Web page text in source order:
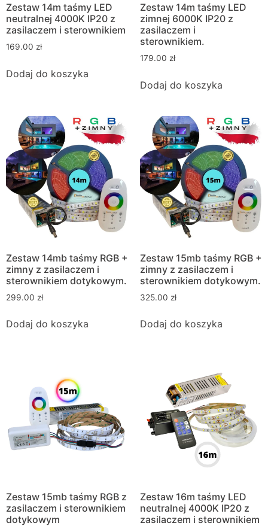
Zestaw 14m taśmy LED
neutralnej 4000K IP20 z
zasilaczem i sterownikiem
169.00 zł
Dodaj do koszyka
Zestaw 14m taśmy LED
zimnej 6000K IP20 z
zasilaczem i
sterownikiem.
179.00 zł
Dodaj do koszyka
Zestaw 14mb taśmy RGB +
zimny z zasilaczem i
sterownikiem dotykowym.
299.00 zł
Dodaj do koszyka
Zestaw 15mb taśmy RGB +
zimny z zasilaczem i
sterownikiem dotykowym.
325.00 zł
Dodaj do koszyka
Zestaw 15mb taśmy RGB z
zasilaczem i sterownikiem
dotykowym
Zestaw 16m taśmy LED
neutralnej 4000K IP20 z
zasilaczem i sterownikiem